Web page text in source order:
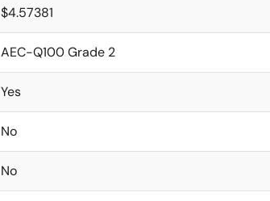
$4.57381
AEC-Q100 Grade 2
Yes
No
No